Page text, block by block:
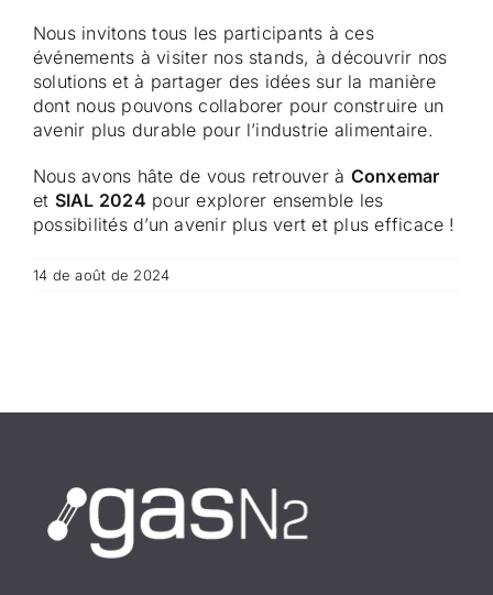
Nous invitons tous les participants à ces
événements à visiter nos stands, à découvrir nos
solutions et à partager des idées sur la manière
dont nous pouvons collaborer pour construire un
avenir plus durable pour l’industrie alimentaire.
Nous avons hâte de vous retrouver à Conxemar
et SIAL 2024 pour explorer ensemble les
possibilités d’un avenir plus vert et plus efficace !
14 de août de 2024